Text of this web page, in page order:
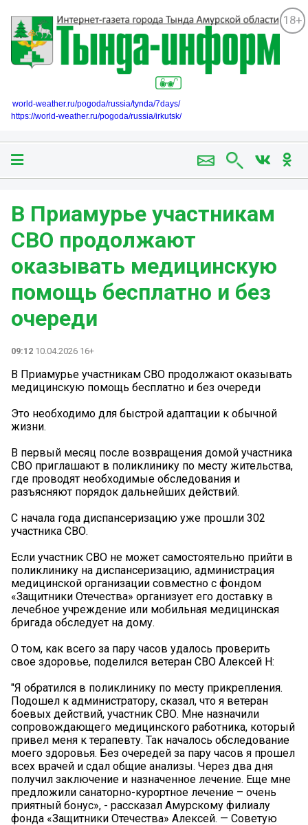
18+
world-weather.ru/pogoda/russia/tynda/7days/
https://world-weather.ru/pogoda/russia/irkutsk/
В Приамурье участникам
СВО продолжают
оказывать медицинскую
помощь бесплатно и без
очереди
09:12 10.04.2026 16+
В Приамурье участникам СВО продолжают оказывать
медицинскую помощь бесплатно и без очереди
Это необходимо для быстрой адаптации к обычной
жизни.
В первый месяц после возвращения домой участника
СВО приглашают в поликлинику по месту жительства,
где проводят необходимые обследования и
разъясняют порядок дальнейших действий.
С начала года диспансеризацию уже прошли 302
участника СВО.
Если участник СВО не может самостоятельно прийти в
поликлинику на диспансеризацию, администрация
медицинской организации совместно с фондом
«Защитники Отечества» организует его доставку в
лечебное учреждение или мобильная медицинская
бригада обследует на дому.
О том, как всего за пару часов удалось проверить
свое здоровье, поделился ветеран СВО Алексей Н:
"Я обратился в поликлинику по месту прикрепления.
Подошел к администратору, сказал, что я ветеран
боевых действий, участник СВО. Мне назначили
сопровождающего медицинского работника, который
привел меня к терапевту. Так началось обследование
моего здоровья. Без очередей за пару часов я прошел
всех врачей и сдал общие анализы. Через два дня
получил заключение и назначенное лечение. Еще мне
предложили санаторно-курортное лечение – очень
приятный бонус», - рассказал Амурскому филиалу
фонда «Защитники Отечества» Алексей. — Советую